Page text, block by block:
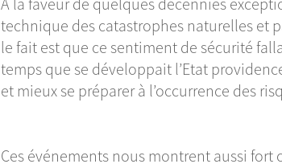
technique des catastrophes naturelles et
le fait est que ce sentiment de sécurité
temps que se développait l’Etat
et mieux se préparer à l’occurrence des
Ces événements nous montrent aussi